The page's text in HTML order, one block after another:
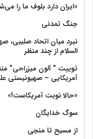
«ایران دارد بلوف ما را
جنگ تمدنی
نبرد میان اتحاد صلیبی،
السلام از چند منظر
توییت ” آلون میزراحی”
آمریکایی – صهیونیستی
«حالا نوبت آمریکاست!»
سوگ خدایگان
از مسیح تا منجی